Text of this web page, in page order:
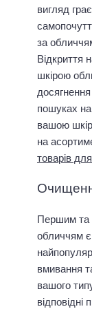
вигляд
за
Відкриття
шкірою
пошуках
вашою
на
товарів
Першим та
обличчям
вмивання
вашого
відповідні